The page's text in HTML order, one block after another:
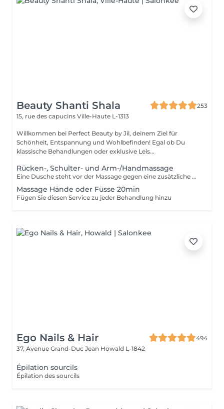
Beauty Shanti Shala
253
15, rue des capucins Ville-Haute L-1313
Willkommen bei Perfect Beauty by Jil, deinem Ziel für
Schönheit, Entspannung und Wohlbefinden! Egal ob Du
klassische Behandlungen oder exklusive Leis...
Rücken-, Schulter- und Arm-/Handmassage
Eine Dusche steht vor der Massage gegen eine zusätzliche Gebühr von 15 € zur Verfügung. Bitte duschen Sie zu Hause oder wenn wir feststellen, dass Sie nicht geduscht haben, werden wir trotzdem 15 € berechnen. Vielen Dank für Ihr Verständnis. Die Massagen werden mit genügend Druck und Details durchgeführt, wobei Bereiche wie Knie und Ellbogen nicht vergessen werden.
Massage Hände oder Füsse 20min
Fügen Sie diesen Service zu jeder Behandlung hinzu
Ego Nails & Hair
494
37, Avenue Grand-Duc Jean Howald L-1842
Épilation sourcils
Épilation des sourcils